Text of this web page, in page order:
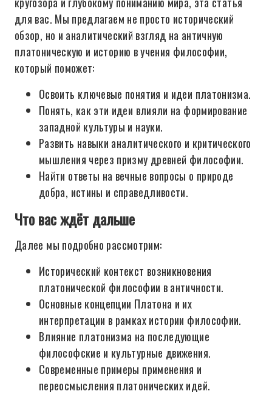
для вас. Мы предлагаем не просто исторический
обзор, но и аналитический взгляд на античную
платоническую и историю в учения философии,
который поможет:
Освоить ключевые понятия и идеи платонизма.
Понять, как эти идеи влияли на формирование
западной культуры и науки.
Развить навыки аналитического и критического
мышления через призму древней философии.
Найти ответы на вечные вопросы о природе
добра, истины и справедливости.
Что вас ждёт дальше
Далее мы подробно рассмотрим:
Исторический контекст возникновения
платонической философии в античности.
Основные концепции Платона и их
интерпретации в рамках истории философии.
Влияние платонизма на последующие
философские и культурные движения.
Современные примеры применения и
переосмысления платонических идей.